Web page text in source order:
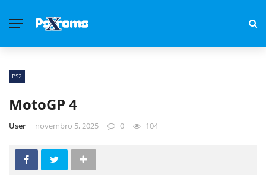
PS2
MotoGP 4
User novembro 5, 2025 0 104